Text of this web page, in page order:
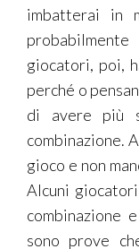
imbatterai in
giocatori, poi,
perché o
di avere più
combinazione.
gioco e non
Alcuni
combinazione
sono prove